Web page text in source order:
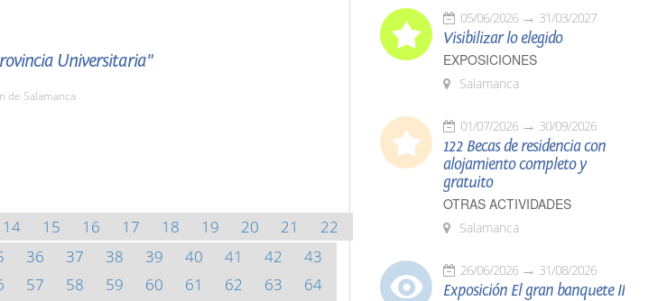
Universitaria"
de Salamanca
14 15 16 17 18 19 20 21
22
36 37 38 39 40 41 42
43
57 58 59 60 61 62 63
64
05/06/2026 31/03/2027
Visibilizar lo elegido
EXPOSICIONES
Salamanca
01/07/2026 30/09/2026
122 Becas de residencia con
alojamiento completo y
gratuito
OTRAS ACTIVIDADES
Salamanca
26/06/2026 31/08/2026
Exposición El gran banquete II